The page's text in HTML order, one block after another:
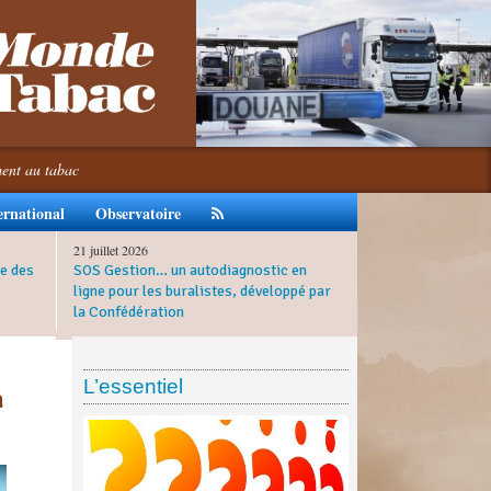
au tabac
Observatoire
des
21 juillet 2026
SOS Gestion… un autodiagnostic en
ligne pour les buralistes, développé par
la Confédération
L’essentiel